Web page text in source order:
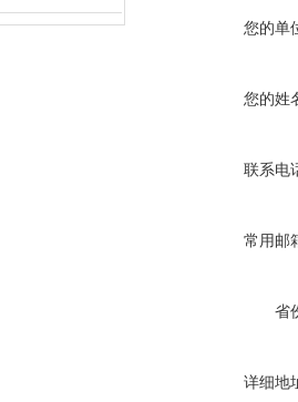
您的单
您的姓
联系电
常用邮
省
详细地